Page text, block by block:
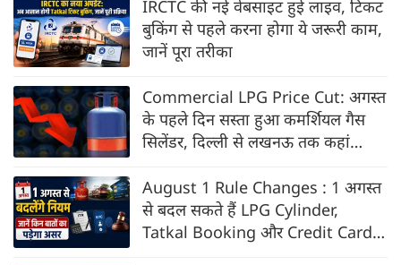
IRCTC की नई वेबसाइट हुई लाइव, टिकट
बुकिंग से पहले करना होगा ये जरूरी काम,
जानें पूरा तरीका
Commercial LPG Price Cut: अगस्त
के पहले दिन सस्ता हुआ कमर्शियल गैस
सिलेंडर, दिल्ली से लखनऊ तक कहां
August 1 Rule Changes : 1 अगस्त
से बदल सकते हैं LPG Cylinder,
Tatkal Booking और Credit Card